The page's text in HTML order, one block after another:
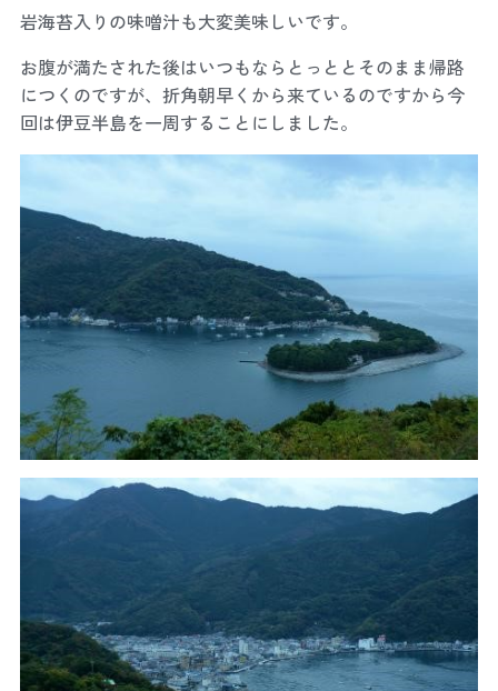
岩海苔入りの味噌汁も大変美味しいです。
お腹が満たされた後はいつもならとっととそのまま帰路
につくのですが、折角朝早くから来ているのですから今
回は伊豆半島を一周することにしました。